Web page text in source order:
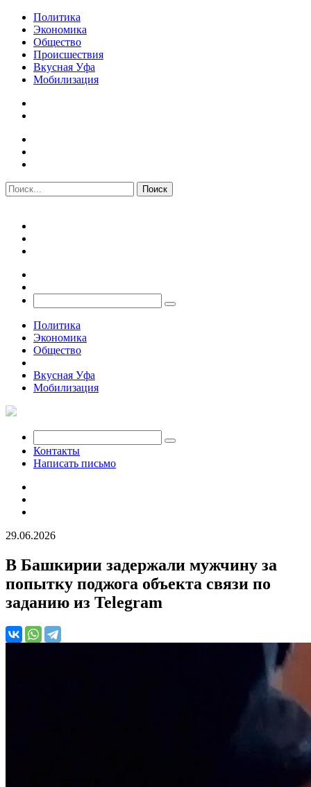
Политика
Экономика
Общество
Происшествия
Вкусная Уфа
Мобилизация
Политика
Экономика
Общество
Вкусная Уфа
Мобилизация
Контакты
Написать письмо
29.06.2026
В Башкирии задержали мужчину за
попытку поджога объекта связи по
заданию из Telegram